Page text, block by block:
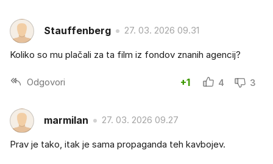
Stauffenberg 27. 03. 2026 09.31
Koliko so mu plačali za ta film iz fondov znanih agencij?
Odgovori +1 4 3
marmilan 27. 03. 2026 09.27
Prav je tako, itak je sama propaganda teh kavbojev.